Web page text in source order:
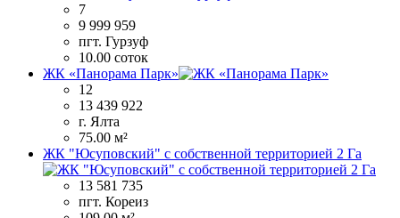
7
9 999 959
пгт. Гурзуф
10.00 соток
ЖК «Панорама Парк»
12
13 439 922
г. Ялта
75.00 м²
ЖК "Юсуповский" с собственной территорией 2 Га
13 581 735
пгт. Кореиз